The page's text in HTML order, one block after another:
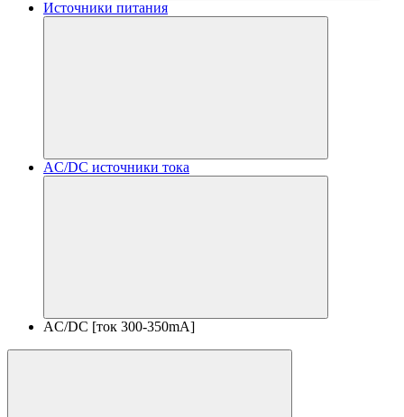
Источники питания
AC/DC источники тока
AC/DC [ток 300-350mA]